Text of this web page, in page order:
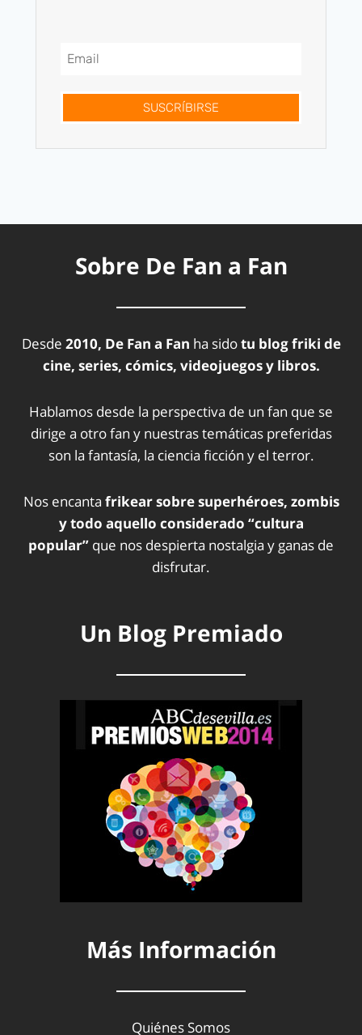
SUSCRÍBIRSE
Sobre De Fan a Fan
Desde 2010, De Fan a Fan ha sidotu blog friki de
cine, series, cómics, videojuegos y libros.
Hablamos desde la perspectiva de un fan que se
dirige a otro fan y nuestras temáticas preferidas
son la fantasía, la ciencia ficción y el terror.
Nos encanta frikear sobre superhéroes, zombis
y todo aquello considerado “cultura
popular” que nos despierta nostalgia y ganas de
disfrutar.
Un Blog Premiado
Más Información
Quiénes Somos